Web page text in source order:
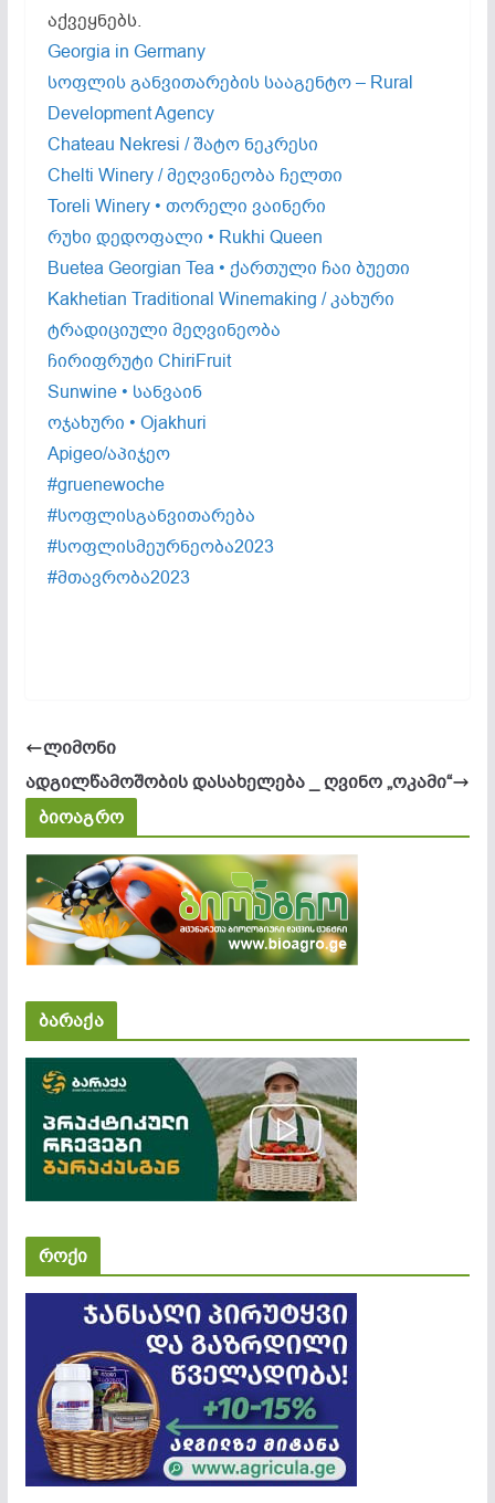
აქვეყნებს.
Georgia in Germany
სოფლის განვითარების სააგენტო – Rural
Development Agency
Chateau Nekresi / შატო ნეკრესი
Chelti Winery / მეღვინეობა ჩელთი
Toreli Winery • თორელი ვაინერი
რუხი დედოფალი • Rukhi Queen
Buetea Georgian Tea • ქართული ჩაი ბუეთი
Kakhetian Traditional Winemaking / კახური
ტრადიციული მეღვინეობა
ჩირიფრუტი ChiriFruit
Sunwine • სანვაინ
ოჯახური • Ojakhuri
Apigeo/აპიჯეო
#gruenewoche
#სოფლისგანვითარება
#სოფლისმეურნეობა2023
#მთავრობა2023
ლიმონი
ადგილწამოშობის დასახელება _ ღვინო „ოკამი“
ბიოაგრო
ბარაქა
როქი